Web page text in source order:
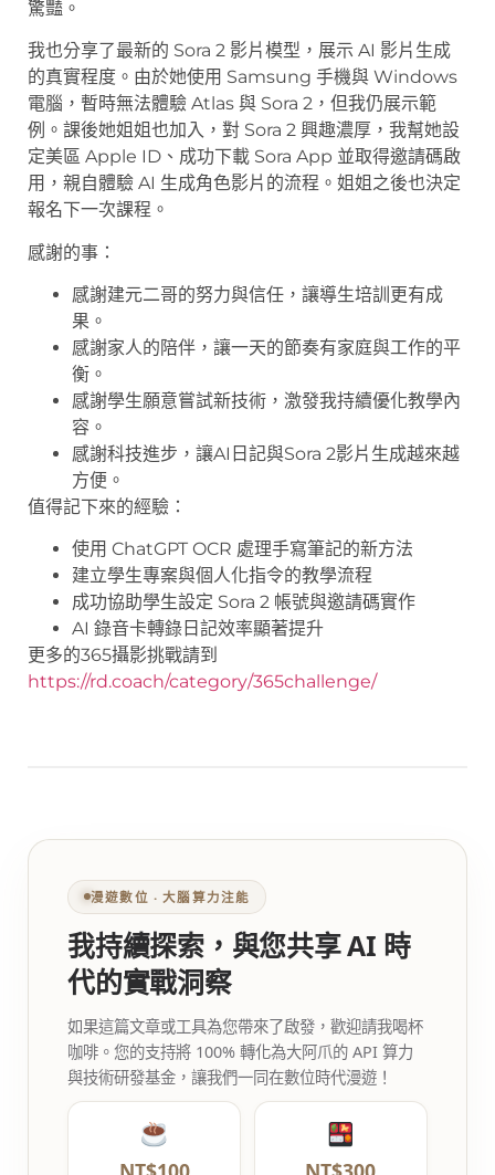
驚豔。
我也分享了最新的 Sora 2 影片模型，展示 AI 影片生成
的真實程度。由於她使用 Samsung 手機與 Windows
電腦，暫時無法體驗 Atlas 與 Sora 2，但我仍展示範
例。課後她姐姐也加入，對 Sora 2 興趣濃厚，我幫她設
定美區 Apple ID、成功下載 Sora App 並取得邀請碼啟
用，親自體驗 AI 生成角色影片的流程。姐姐之後也決定
報名下一次課程。
感謝的事：
感謝建元二哥的努力與信任，讓導生培訓更有成
果。
感謝家人的陪伴，讓一天的節奏有家庭與工作的平
衡。
感謝學生願意嘗試新技術，激發我持續優化教學內
容。
感謝科技進步，讓AI日記與Sora 2影片生成越來越
方便。
值得記下來的經驗：
使用 ChatGPT OCR 處理手寫筆記的新方法
建立學生專案與個人化指令的教學流程
成功協助學生設定 Sora 2 帳號與邀請碼實作
AI 錄音卡轉錄日記效率顯著提升
更多的365攝影挑戰請到
https://rd.coach/category/365challenge/
漫遊數位 ‧ 大腦算力注能
我持續探索，與您共享 AI 時
代的實戰洞察
如果這篇文章或工具為您帶來了啟發，歡迎請我喝杯
咖啡。您的支持將 100% 轉化為大阿爪的 API 算力
與技術研發基金，讓我們一同在數位時代漫遊！